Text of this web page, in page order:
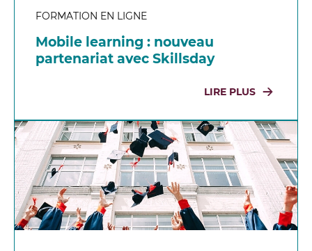
FORMATION EN LIGNE
Mobile learning : nouveau
partenariat avec Skillsday
LIRE PLUS